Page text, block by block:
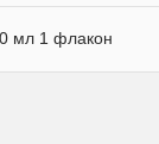
мл 1 флакон